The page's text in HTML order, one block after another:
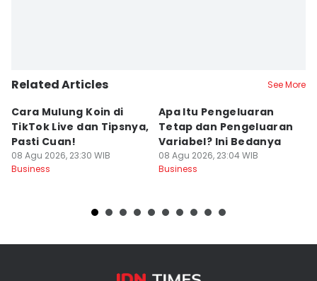
Related Articles See More
Cara Mulung Koin di
TikTok Live dan Tipsnya,
Pasti Cuan!
08 Agu 2026, 23:30 WIB
Business
Apa Itu Pengeluaran
Tetap dan Pengeluaran
Variabel? Ini Bedanya
08 Agu 2026, 23:04 WIB
Business